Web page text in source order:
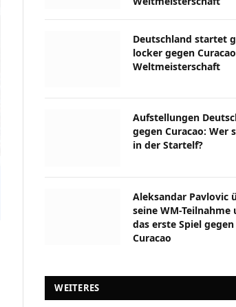
Deutschland startet
locker gegen
Weltmeisterschaft
Aufstellungen
gegen Curacao: Wer
in der Startelf?
Aleksandar Pavlovic
seine WM-Teilnahme
das erste Spiel gegen
Curacao
WEITERES